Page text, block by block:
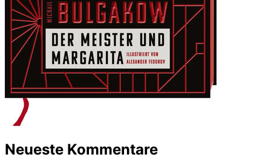
Neueste Kommentare